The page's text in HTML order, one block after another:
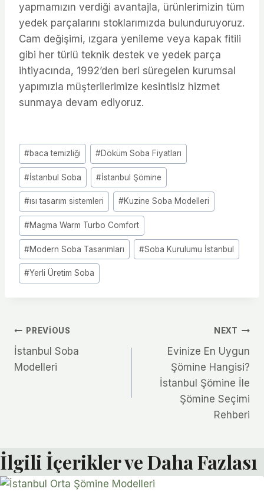
yapmamızın verdiği avantajla, ürünlerimizin tüm
yedek parçalarını stoklarımızda bulunduruyoruz.
Cam değişimi, ızgara yenileme veya kapak fitili
gibi her türlü teknik destek ve yedek parça
ihtiyacında, 1992’den beri süregelen kurumsal
yapımızla müşterilerimize kesintisiz hizmet
sunmaya devam ediyoruz.
Post
Tags:
#baca temizliği #Döküm Soba Fiyatları
#İstanbul Soba #İstanbul Şömine
#ısı tasarım sistemleri #Kuzine Soba Modelleri
#Magma Warm Turbo Comfort
#Modern Soba Tasarımları #Soba Kurulumu İstanbul
#Yerli Üretim Soba
Yazı
gezinmesi
PREVIOUS
İstanbul Soba
Modelleri
NEXT
Evinize En Uygun
Şömine Hangisi?
İstanbul Şömine İle
Şömine Seçimi
Rehberi
İlgili İçerikler ve Daha Fazlası